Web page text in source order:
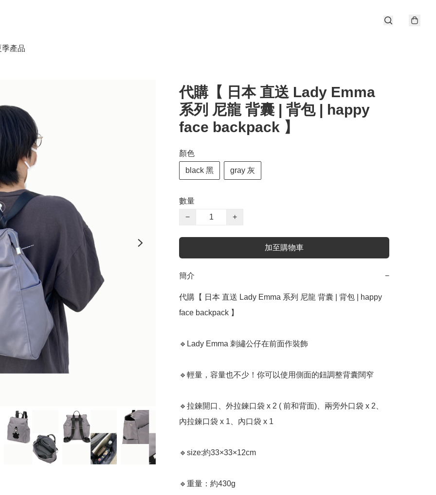
產品
代購【 日本 直送 Lady Emma
系列 尼龍 背囊 | 背包 | happy
face backpack 】
顏色
black 黑 gray 灰
數量
−
+
加至購物車
簡介 −
代購【 日本 直送 Lady Emma 系列 尼龍 背囊 | 背包 | happy
face backpack ﻿】
🔹Lady Emma 刺繡公仔在前面作裝飾
🔹輕量，容量也不少！你可以使用側面的鈕調整背囊闊窄
🔹拉鍊開口、外拉鍊口袋 x 2 ( 前和背面)、兩旁外口袋 x 2、
內拉鍊口袋 x 1、內口袋 x 1
🔹size:約33×33×12cm
🔹重量：約430g